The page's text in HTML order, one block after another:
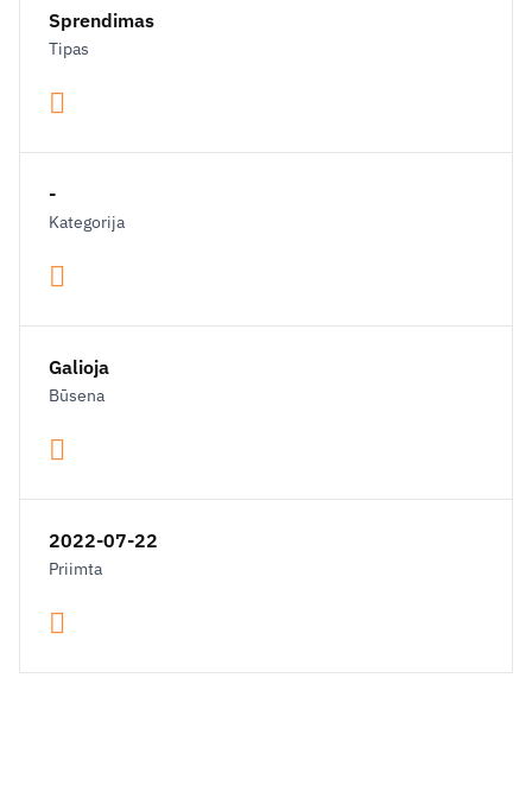
Sprendimas
Tipas
-
Kategorija
Galioja
Būsena
2022-07-22
Priimta